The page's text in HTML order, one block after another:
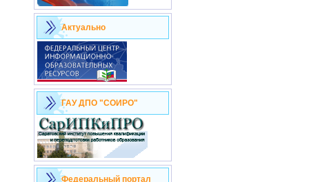
Актуально
ГАУ ДПО "СОИРО"
Федеральный портал